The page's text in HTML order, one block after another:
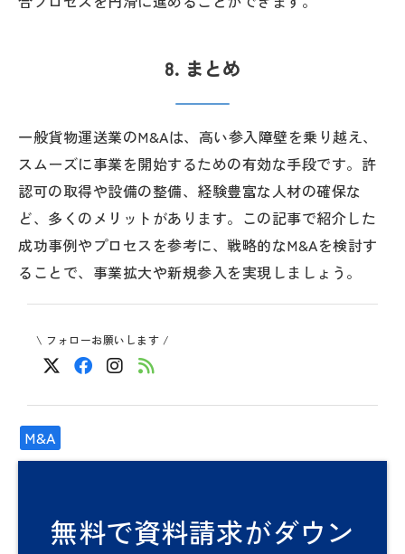
8. まとめ
一般貨物運送業のM&Aは、高い参入障壁を乗り越え、
スムーズに事業を開始するための有効な手段です。許
認可の取得や設備の整備、経験豊富な人材の確保な
ど、多くのメリットがあります。この記事で紹介した
成功事例やプロセスを参考に、戦略的なM&Aを検討す
ることで、事業拡大や新規参入を実現しましょう。
\ フォローお願いします /
M&A
無料で資料請求がダウン